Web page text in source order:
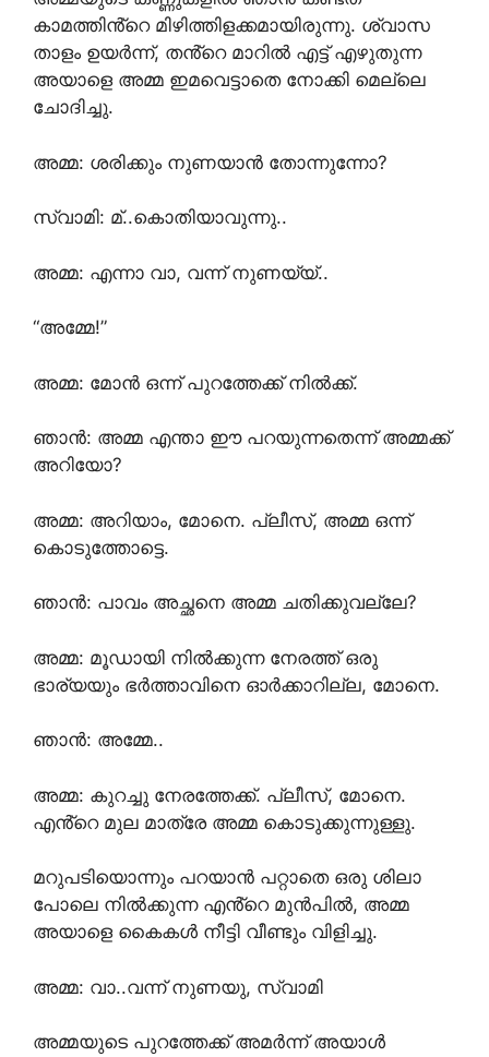
കാമത്തിൻ്റെ മിഴിത്തിളക്കമായിരുന്നു. ശ്വാസ
താളം ഉയർന്ന്, തൻ്റെ മാറിൽ എട്ട് എഴുതുന്ന
അയാളെ അമ്മ ഇമവെട്ടാതെ നോക്കി മെല്ലെ
ചോദിച്ചു.
അമ്മ: ശരിക്കും നുണയാൻ തോന്നുന്നോ?
സ്വാമി: മ്..കൊതിയാവുന്നു..
അമ്മ: എന്നാ വാ, വന്ന് നുണയ്യ്..
“അമ്മേ!”
അമ്മ: മോൻ ഒന്ന് പുറത്തേക്ക് നിൽക്ക്.
ഞാൻ: അമ്മ എന്താ ഈ പറയുന്നതെന്ന് അമ്മക്ക്
അറിയോ?
അമ്മ: അറിയാം, മോനെ. പ്ലീസ്, അമ്മ ഒന്ന്
കൊടുത്തോട്ടെ.
ഞാൻ: പാവം അച്ഛനെ അമ്മ ചതിക്കുവല്ലേ?
അമ്മ: മൂഡായി നിൽക്കുന്ന നേരത്ത് ഒരു
ഭാര്യയും ഭർത്താവിനെ ഓർക്കാറില്ല, മോനെ.
ഞാൻ: അമ്മേ..
അമ്മ: കുറച്ചു നേരത്തേക്ക്. പ്ലീസ്, മോനെ.
എൻ്റെ മുല മാത്രേ അമ്മ കൊടുക്കുന്നുള്ളു.
മറുപടിയൊന്നും പറയാൻ പറ്റാതെ ഒരു ശിലാ
പോലെ നിൽക്കുന്ന എൻ്റെ മുൻപിൽ, അമ്മ
അയാളെ കൈകൾ നീട്ടി വീണ്ടും വിളിച്ചു.
അമ്മ: വാ..വന്ന് നുണയു, സ്വാമി
അമ്മയുടെ പുറത്തേക്ക് അമർന്ന് അയാൾ